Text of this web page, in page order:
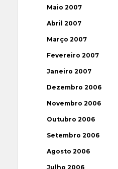
Maio 2007
Abril 2007
Março 2007
Fevereiro 2007
Janeiro 2007
Dezembro 2006
Novembro 2006
Outubro 2006
Setembro 2006
Agosto 2006
Julho 2006